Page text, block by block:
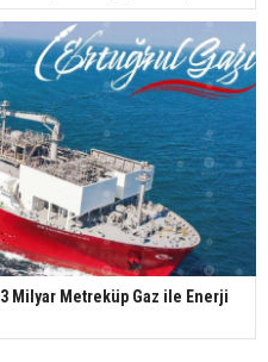
Milyar Metreküp Gaz ile Enerji